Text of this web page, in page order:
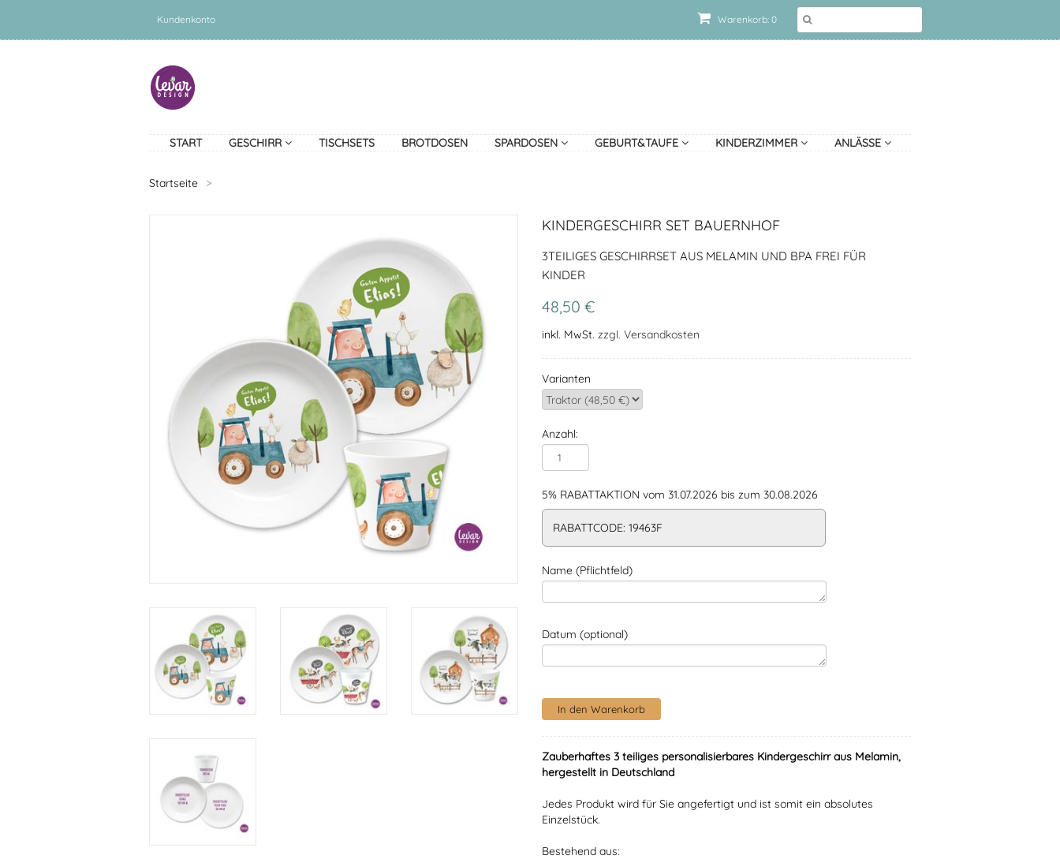
Warenkorb: 0
Kundenkonto
START GESCHIRR TISCHSETS BROTDOSEN SPARDOSEN GEBURT&TAUFE KINDERZIMMER ANLÄSSE
Startseite >
KINDERGESCHIRR SET BAUERNHOF
3TEILIGES GESCHIRRSET AUS MELAMIN UND BPA FREI FÜR
KINDER
48,50 €
inkl. MwSt. zzgl. Versandkosten
Varianten
Anzahl:
5% RABATTAKTION vom 31.07.2026 bis zum 30.08.2026
RABATTCODE: 19463F
Name (Pflichtfeld)
Datum (optional)
Zauberhaftes 3 teiliges personalisierbares Kindergeschirr aus Melamin,
hergestellt in Deutschland
Jedes Produkt wird für Sie angefertigt und ist somit ein absolutes
Einzelstück.
Bestehend aus: